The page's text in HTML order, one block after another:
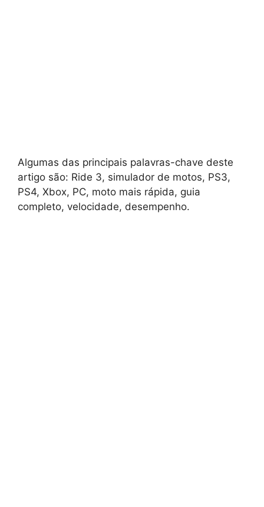
Algumas das principais palavras-chave deste
artigo são: Ride 3, simulador de motos, PS3,
PS4, Xbox, PC, moto mais rápida, guia
completo, velocidade, desempenho.